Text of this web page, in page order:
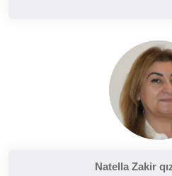
Natella Zakir